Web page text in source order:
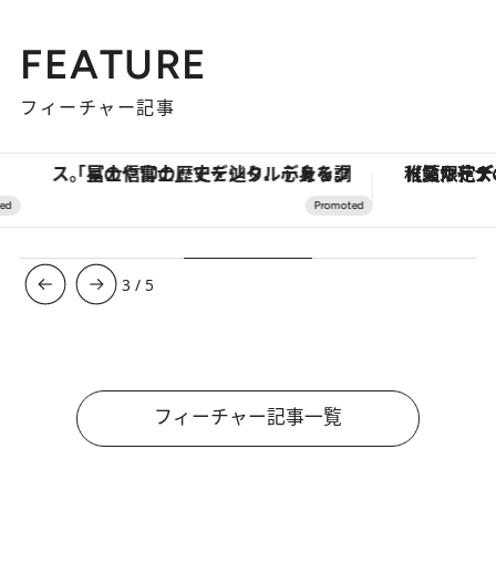
FEATURE
フィーチャー記事
「星のや富士」でデジタルデトックス。冨士信仰の歴史を辿り、心身を調える。 【夏限定ディナーコース】旬を
3 / 5
フィーチャー記事一覧